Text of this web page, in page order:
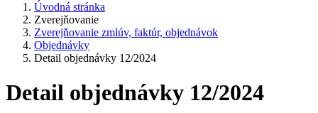
Úvodná stránka
Zverejňovanie
Zverejňovanie zmlúv, faktúr, objednávok
Objednávky
Detail objednávky 12/2024
Detail objednávky 12/2024